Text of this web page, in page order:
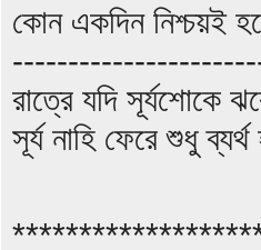
কোন একদিন নিশ্চয়ই
রাত্রে যদি সূর্যশোকে
সূর্য নাহি ফেরে শুধু ব্যর্থ